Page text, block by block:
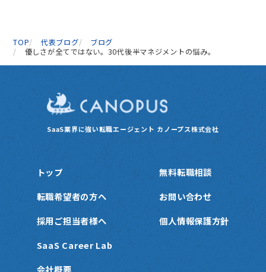
TOP 代表ブログ
ブログ
優しさが全てではない。30代後半マネジメントの悩み。
SaaS業界に強い転職エージェント カノープス株式会社
トップ
転職希望者の方へ
採用ご担当者様へ
SaaS Career Lab
無料転職相談
お問い合わせ
個人情報保護方針